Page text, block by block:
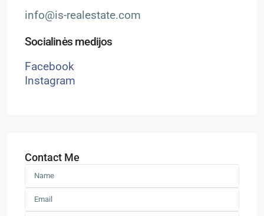
info@is-realestate.com
Socialinės medijos
Facebook
Instagram
Contact Me